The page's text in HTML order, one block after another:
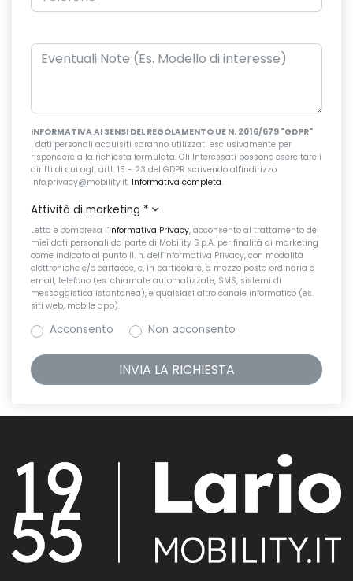
INFORMATIVA AI SENSI DEL REGOLAMENTO UE N. 2016/679 "GDPR"
I dati personali acquisiti saranno utilizzati esclusivamente per
rispondere alla richiesta formulata. Gli Interessati possono esercitare i
diritti di cui agli artt. 15 - 23 del GDPR scrivendo all'indirizzo
info.privacy@mobility.it. Informativa completa.
Attività di marketing *
Letta e compresa l’Informativa Privacy, acconsento al trattamento dei
miei dati personali da parte di Mobility S.p.A. per finalità di marketing
come indicato al punto II. h. dell’Informativa Privacy, con modalità
elettroniche e/o cartacee, e, in particolare, a mezzo posta ordinaria o
email, telefono (es. chiamate automatizzate, SMS, sistemi di
messaggistica istantanea), e qualsiasi altro canale informatico (es.
siti web, mobile app).
Acconsento Non acconsento